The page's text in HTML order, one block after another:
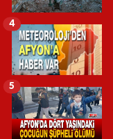
4
5